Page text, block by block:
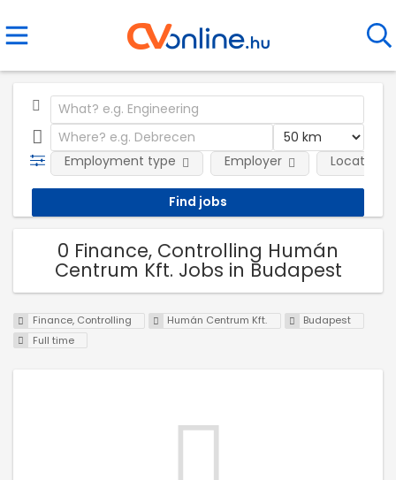
Employment type Employer Location
0 Finance, Controlling Humán
Centrum Kft. Jobs in Budapest
Finance, Controlling Humán Centrum Kft.
Budapest
Full time